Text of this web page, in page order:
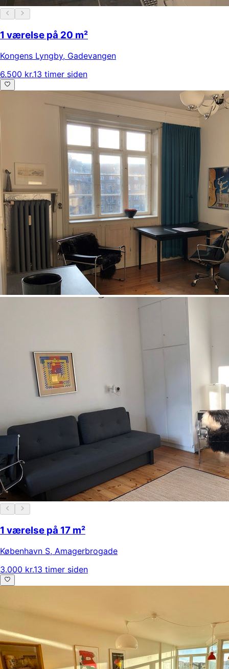
1 værelse på 20 m²
Kongens Lyngby, Gadevangen
6.500 kr.13 timer siden
1 værelse på 17 m²
København S, Amagerbrogade
3.000 kr.13 timer siden